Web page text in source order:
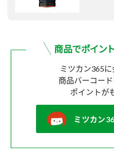
ミツカン365
商品バーコー
ポイントが
ミツカン